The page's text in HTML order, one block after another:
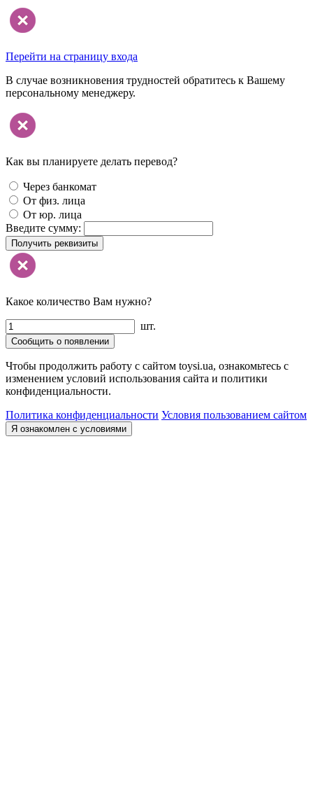
Перейти на страницу входа
В случае возникновения трудностей обратитесь к Вашему
персональному менеджеру.
Как вы планируете делать перевод?
Через банкомат
От физ. лица
От юр. лица
Введите сумму:
Получить реквизиты
Какое количество Вам нужно?
шт.
Сообщить о появлении
Чтобы продолжить работу с сайтом toysi.ua, ознакомьтесь с
изменением условий использования сайта и политики
конфиденциальности.
Политика конфиденциальности Условия пользованием сайтом
Я ознакомлен с условиями